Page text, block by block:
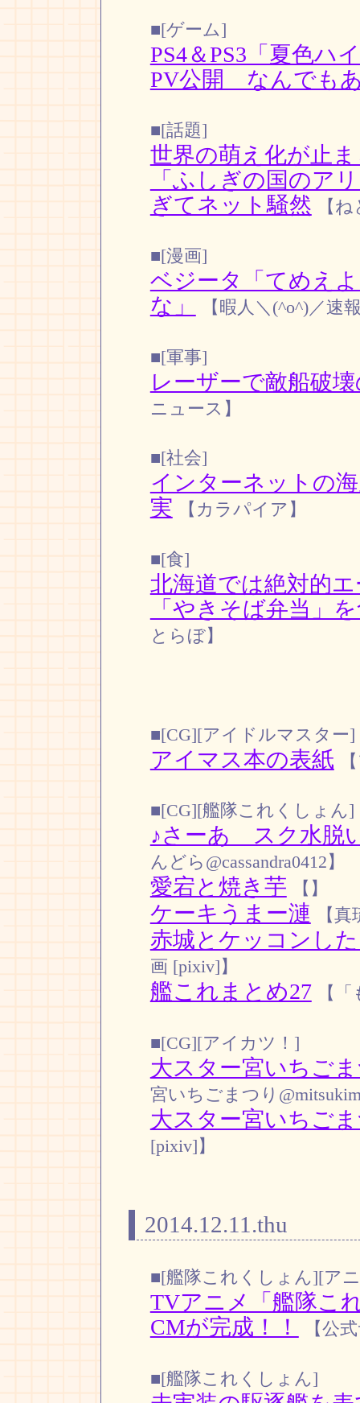
■[ゲーム]
PS4＆PS3「夏色ハ
PV公開 なんでも
■[話題]
世界の萌え化が止
「ふしぎの国のア
ぎてネット騒然
【
■[漫画]
ベジータ「てめえ
な」
【暇人＼(^o^)／速
■[軍事]
レーザーで敵船破
ニュース】
■[社会]
インターネットの
実
【カラパイア】
■[食]
北海道では絶対的
「やきそば弁当」
とらぼ】
■[CG][アイドルマスター]
アイマス本の表紙
■[CG][艦隊これくしょん]
♪さーあ スク水脱
んどら@cassandra0412】
愛宕と焼き芋 【】
ケーキうまー漣 【
赤城とケッコンし
画 [pixiv]】
艦これまとめ27 【
■[CG][アイカツ！]
大スター宮いちご
宮いちごまつり
大スター宮いちご
[pixiv]】
2014.12.11.thu
■[艦隊これくしょん][ア
TVアニメ「艦隊こ
CMが完成！！
【公
■[艦隊これくしょん]